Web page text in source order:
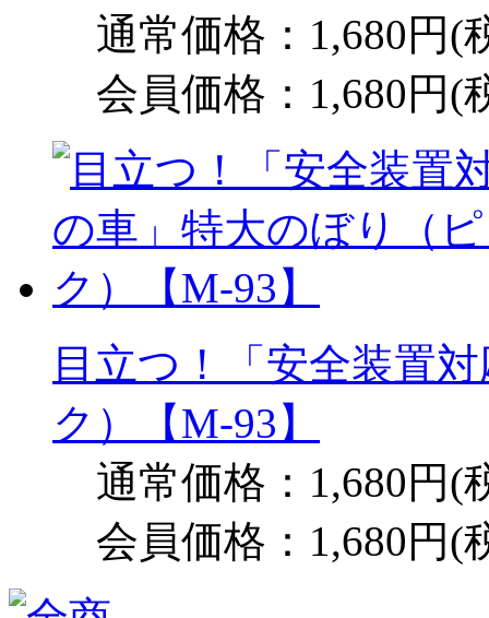
通常価格：1,680円(
会員価格：1,680円(
目立つ！「安全装置
ク）【M-93】
通常価格：1,680円(
会員価格：1,680円(